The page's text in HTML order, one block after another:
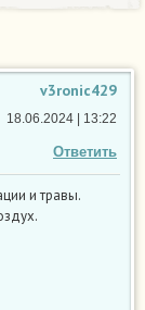
v3ronic429
Ответить
18.06.2024 | 13:22
и травы.